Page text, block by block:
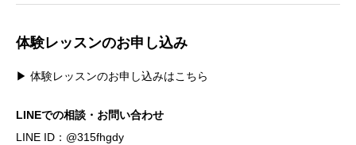
体験レッスンのお申し込み
▶ 体験レッスンのお申し込みはこちら
LINEでの相談・お問い合わせ
LINE ID： @315fhgdy